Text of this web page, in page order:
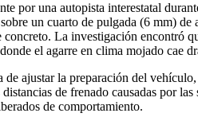
por una autopista interestatal
un cuarto de pulgada (6 mm)
concreto. La investigación
el agarre en clima mojado cae
ajustar la preparación del
de frenado causadas por
de comportamiento.